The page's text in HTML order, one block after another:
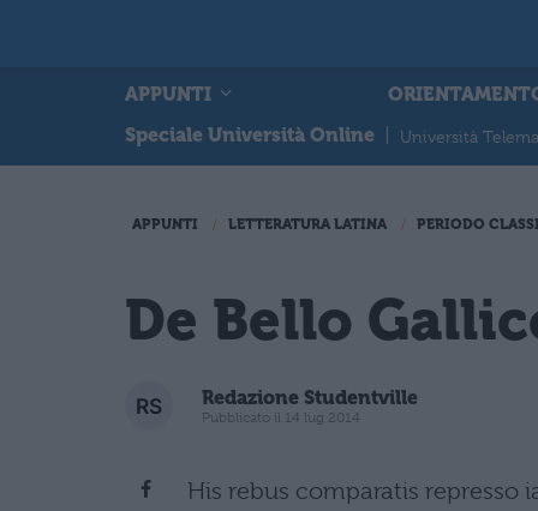
APPUNTI
Speciale Università Online
Università
APPUNTI LETTERATURA LATINA PERIODO
De Bello
Redazione Studentville
Pubblicato il 14 lug 2014
His rebus comparatis represso